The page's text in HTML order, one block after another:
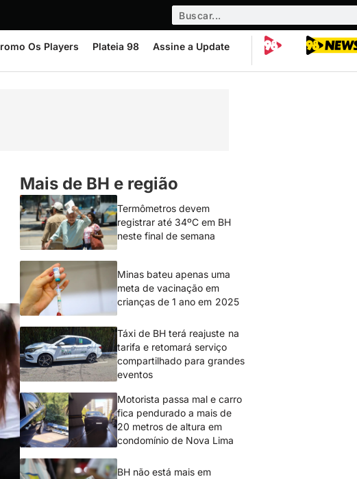
Os Players Plateia 98 Assine a Update
Mais de BH e região
Termômetros devem
registrar até 34ºC em BH
neste final de semana
Minas bateu apenas uma
meta de vacinação em
crianças de 1 ano em 2025
Táxi de BH terá reajuste na
tarifa e retomará serviço
compartilhado para grandes
eventos
Motorista passa mal e carro
fica pendurado a mais de
20 metros de altura em
condomínio de Nova Lima
BH não está mais em